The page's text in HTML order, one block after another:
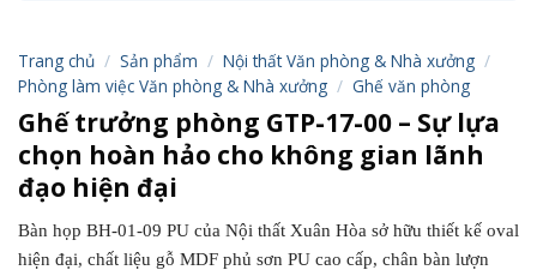
Trang chủ / Sản phẩm / Nội thất Văn phòng & Nhà xưởng /
Phòng làm việc Văn phòng & Nhà xưởng / Ghế văn phòng
Ghế trưởng phòng GTP-17-00 – Sự lựa
chọn hoàn hảo cho không gian lãnh
đạo hiện đại
Bàn họp BH-01-09 PU của Nội thất Xuân Hòa sở hữu thiết kế oval
hiện đại, chất liệu gỗ MDF phủ sơn PU cao cấp, chân bàn lượn